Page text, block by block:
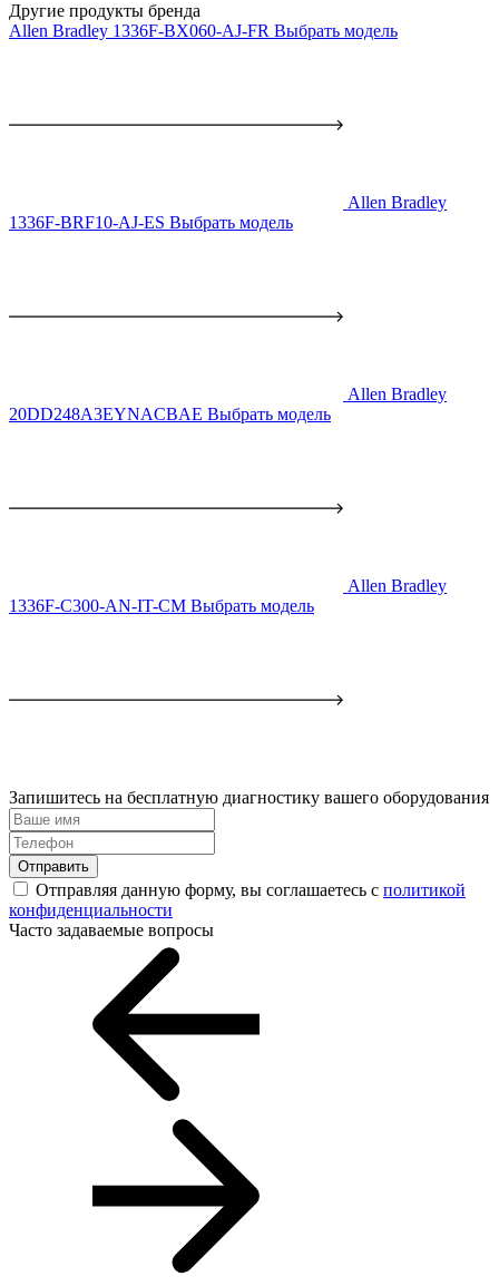
Другие продукты бренда
Allen Bradley 1336F-BX060-AJ-FR Выбрать модель
Allen Bradley
1336F-BRF10-AJ-ES Выбрать модель
Allen Bradley
20DD248A3EYNACBAE Выбрать модель
Allen Bradley
1336F-C300-AN-IT-CM Выбрать модель
Запишитесь на бесплатную диагностику вашего оборудования
Отправить
Отправляя данную форму, вы соглашаетесь с политикой
конфиденциальности
Часто задаваемые вопросы